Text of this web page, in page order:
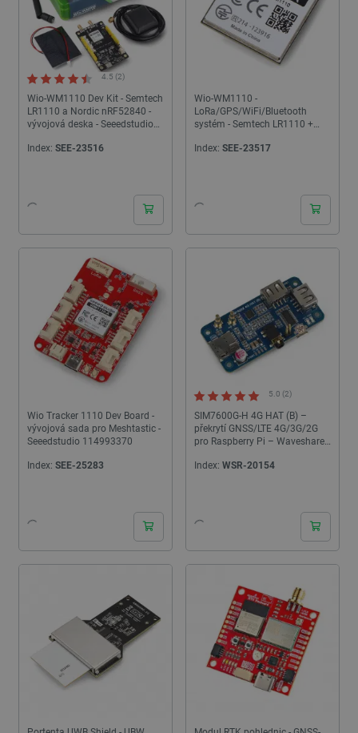
Wio-WM1110 Dev Kit - Semtech
LR1110 a Nordic nRF52840 -
vývojová deska - Seeedstudio
4.5 (2)
Index: SEE-23516
Wio-WM1110 -
LoRa/GPS/WiFi/Bluetooth
systém - Semtech LR1110 +
114992865
Index: SEE-23517
Wio Tracker 1110 Dev Board -
vývojová sada pro Meshtastic -
Seeedstudio 114993370
Index: SEE-25283
SIM7600G-H 4G HAT (B) –
překrytí GNSS/LTE 4G/3G/2G
pro Raspberry Pi – Waveshare
5.0 (2)
Index: WSR-20154